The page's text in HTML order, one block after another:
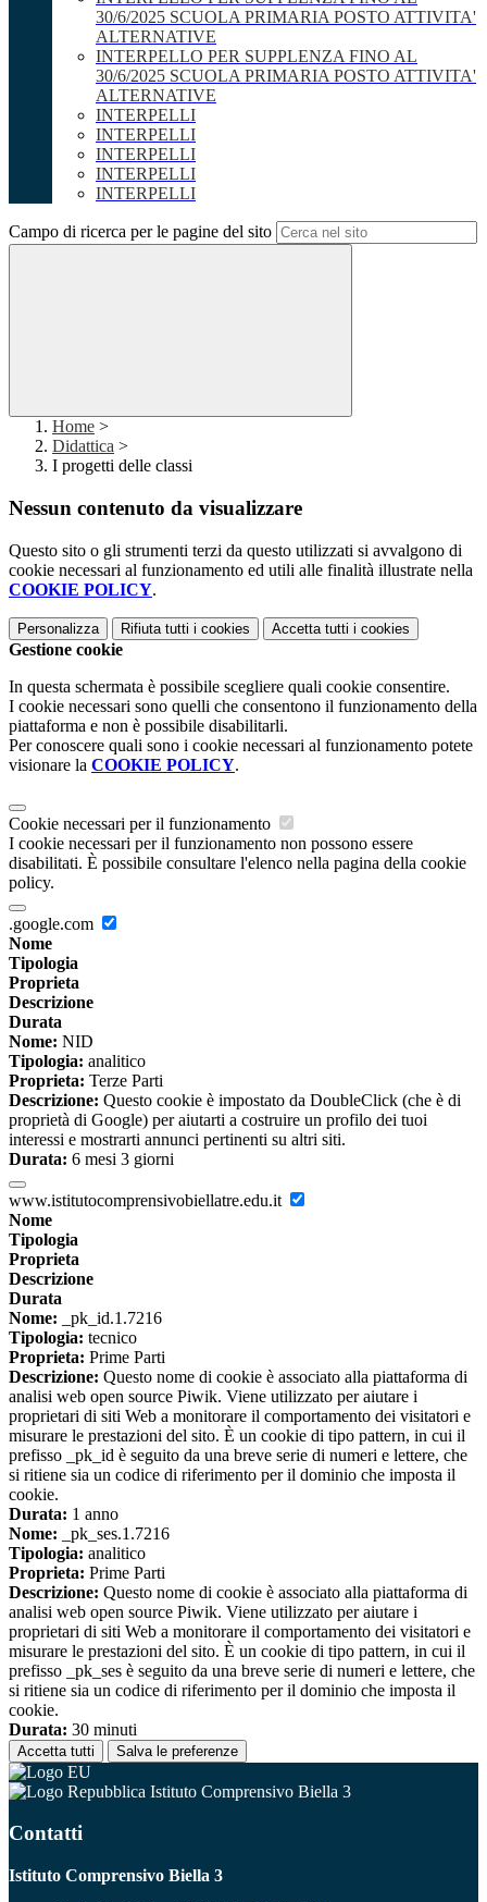
30/6/2025 SCUOLA PRIMARIA POSTO ATTIVITA'
ALTERNATIVE
INTERPELLO PER SUPPLENZA FINO AL
30/6/2025 SCUOLA PRIMARIA POSTO ATTIVITA'
ALTERNATIVE
INTERPELLI
INTERPELLI
INTERPELLI
INTERPELLI
INTERPELLI
Campo di ricerca per le pagine del sito
Home >
Didattica >
I progetti delle classi
Nessun contenuto da visualizzare
Questo sito o gli strumenti terzi da questo utilizzati si avvalgono di
cookie necessari al funzionamento ed utili alle finalità illustrate nella
COOKIE POLICY.
Personalizza Rifiuta tutti i cookies Accetta tutti i cookies
Gestione cookie
In questa schermata è possibile scegliere quali cookie consentire.
I cookie necessari sono quelli che consentono il funzionamento della
piattaforma e non è possibile disabilitarli.
Per conoscere quali sono i cookie necessari al funzionamento potete
visionare la COOKIE POLICY.
Cookie necessari per il funzionamento
I cookie necessari per il funzionamento non possono essere
disabilitati. È possibile consultare l'elenco nella pagina della cookie
policy.
.google.com
Nome
Tipologia
Proprieta
Descrizione
Durata
Nome: NID
Tipologia: analitico
Proprieta: Terze Parti
Descrizione: Questo cookie è impostato da DoubleClick (che è di
proprietà di Google) per aiutarti a costruire un profilo dei tuoi
interessi e mostrarti annunci pertinenti su altri siti.
Durata: 6 mesi 3 giorni
www.istitutocomprensivobiellatre.edu.it
Nome
Tipologia
Proprieta
Descrizione
Durata
Nome: _pk_id.1.7216
Tipologia: tecnico
Proprieta: Prime Parti
Descrizione: Questo nome di cookie è associato alla piattaforma di
analisi web open source Piwik. Viene utilizzato per aiutare i
proprietari di siti Web a monitorare il comportamento dei visitatori e
misurare le prestazioni del sito. È un cookie di tipo pattern, in cui il
prefisso _pk_id è seguito da una breve serie di numeri e lettere, che
si ritiene sia un codice di riferimento per il dominio che imposta il
cookie.
Durata: 1 anno
Nome: _pk_ses.1.7216
Tipologia: analitico
Proprieta: Prime Parti
Descrizione: Questo nome di cookie è associato alla piattaforma di
analisi web open source Piwik. Viene utilizzato per aiutare i
proprietari di siti Web a monitorare il comportamento dei visitatori e
misurare le prestazioni del sito. È un cookie di tipo pattern, in cui il
prefisso _pk_ses è seguito da una breve serie di numeri e lettere, che
si ritiene sia un codice di riferimento per il dominio che imposta il
cookie.
Durata: 30 minuti
Accetta tutti Salva le preferenze
Istituto Comprensivo Biella 3
Contatti
Istituto Comprensivo Biella 3